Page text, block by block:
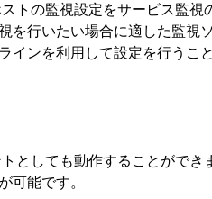
トの監視設定をサービス監視
を行いたい場合に適した監視
インを利用して設定を行うこ
としても動作することがで
可能です。